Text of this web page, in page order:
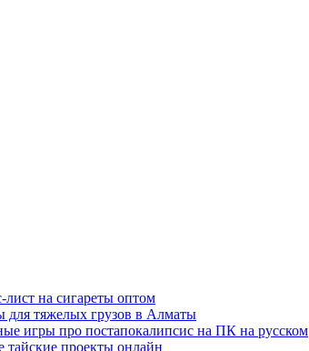
на сигареты оптом
для тяжелых грузов в Алматы
игры про постапокалипсис на ПК на русском
тайские проекты онлайн